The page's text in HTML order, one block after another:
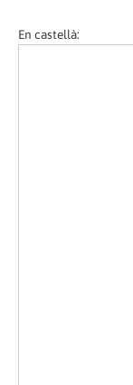
En castellà: